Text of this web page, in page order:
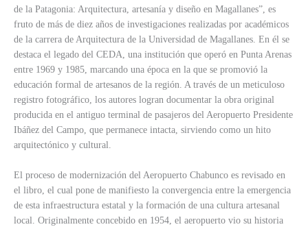
de la Patagonia: Arquitectura, artesanía y diseño en Magallanes”, es
fruto de más de diez años de investigaciones realizadas por académicos
de la carrera de Arquitectura de la Universidad de Magallanes. En él se
destaca el legado del CEDA, una institución que operó en Punta Arenas
entre 1969 y 1985, marcando una época en la que se promovió la
educación formal de artesanos de la región. A través de un meticuloso
registro fotográfico, los autores logran documentar la obra original
producida en el antiguo terminal de pasajeros del Aeropuerto Presidente
Ibáñez del Campo, que permanece intacta, sirviendo como un hito
arquitectónico y cultural.
El proceso de modernización del Aeropuerto Chabunco es revisado en
el libro, el cual pone de manifiesto la convergencia entre la emergencia
de esta infraestructura estatal y la formación de una cultura artesanal
local. Originalmente concebido en 1954, el aeropuerto vio su historia